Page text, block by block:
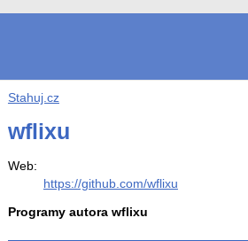
Stahuj.cz
wflixu
Web:
https://github.com/wflixu
Programy autora wflixu